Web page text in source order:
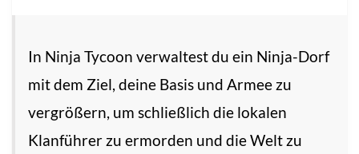
In Ninja Tycoon verwaltest du ein Ninja-Dorf
mit dem Ziel, deine Basis und Armee zu
vergrößern, um schließlich die lokalen
Klanführer zu ermorden und die Welt zu